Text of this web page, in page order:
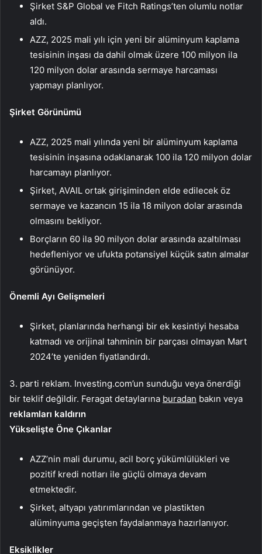
Şirket S&P Global ve Fitch Ratings’ten olumlu notlar
aldı.
AZZ, 2025 mali yılı için yeni bir alüminyum kaplama
tesisinin inşası da dahil olmak üzere 100 milyon ila
120 milyon dolar arasında sermaye harcaması
yapmayı planlıyor.
Şirket Görünümü
AZZ, 2025 mali yılında yeni bir alüminyum kaplama
tesisinin inşasına odaklanarak 100 ila 120 milyon dolar
harcamayı planlıyor.
Şirket, AVAIL ortak girişiminden elde edilecek öz
sermaye ve kazancın 15 ila 18 milyon dolar arasında
olmasını bekliyor.
Borçların 60 ila 90 milyon dolar arasında azaltılması
hedefleniyor ve ufukta potansiyel küçük satın almalar
görünüyor.
Önemli Ayı Gelişmeleri
Şirket, planlarında herhangi bir ek kesintiyi hesaba
katmadı ve orijinal tahminin bir parçası olmayan Mart
2024’te yeniden fiyatlandırdı.
3. parti reklam. Investing.com’un sunduğu veya önerdiği
bir teklif değildir. Feragat detaylarına buradan bakın veya
reklamları kaldırın
Yükselişte Öne Çıkanlar
AZZ’nin mali durumu, acil borç yükümlülükleri ve
pozitif kredi notları ile güçlü olmaya devam
etmektedir.
Şirket, altyapı yatırımlarından ve plastikten
alüminyuma geçişten faydalanmaya hazırlanıyor.
Eksiklikler